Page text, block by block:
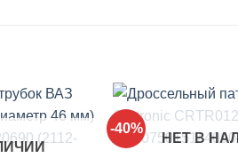
-40%
НЕТ В